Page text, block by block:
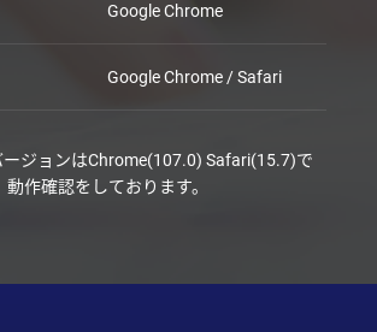
Google Chrome
Google Chrome / Safari
ジョンはChrome(107.0) Safari(15.7)で
動作確認をしております。